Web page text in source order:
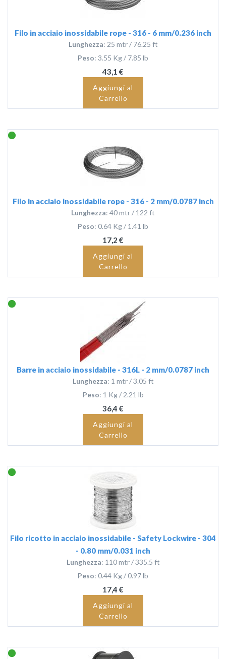
Filo in acciaio inossidabile rope - 316 - 6 mm/0.236 inch
Lunghezza: 25 mtr / 76.25 ft
Peso: 3.55 Kg / 7.85 lb
43,1 €
Aggiungi al
Carrello
Filo in acciaio inossidabile rope - 316 - 2 mm/0.0787 inch
Lunghezza: 40 mtr / 122 ft
Peso: 0.64 Kg / 1.41 lb
17,2 €
Aggiungi al
Carrello
Barre in acciaio inossidabile - 316L - 2 mm/0.0787 inch
Lunghezza: 1 mtr / 3.05 ft
Peso: 1 Kg / 2.21 lb
36,4 €
Aggiungi al
Carrello
Filo ricotto in acciaio inossidabile - Safety Lockwire - 304
- 0.80 mm/0.031 inch
Lunghezza: 110 mtr / 335.5 ft
Peso: 0.44 Kg / 0.97 lb
17,4 €
Aggiungi al
Carrello